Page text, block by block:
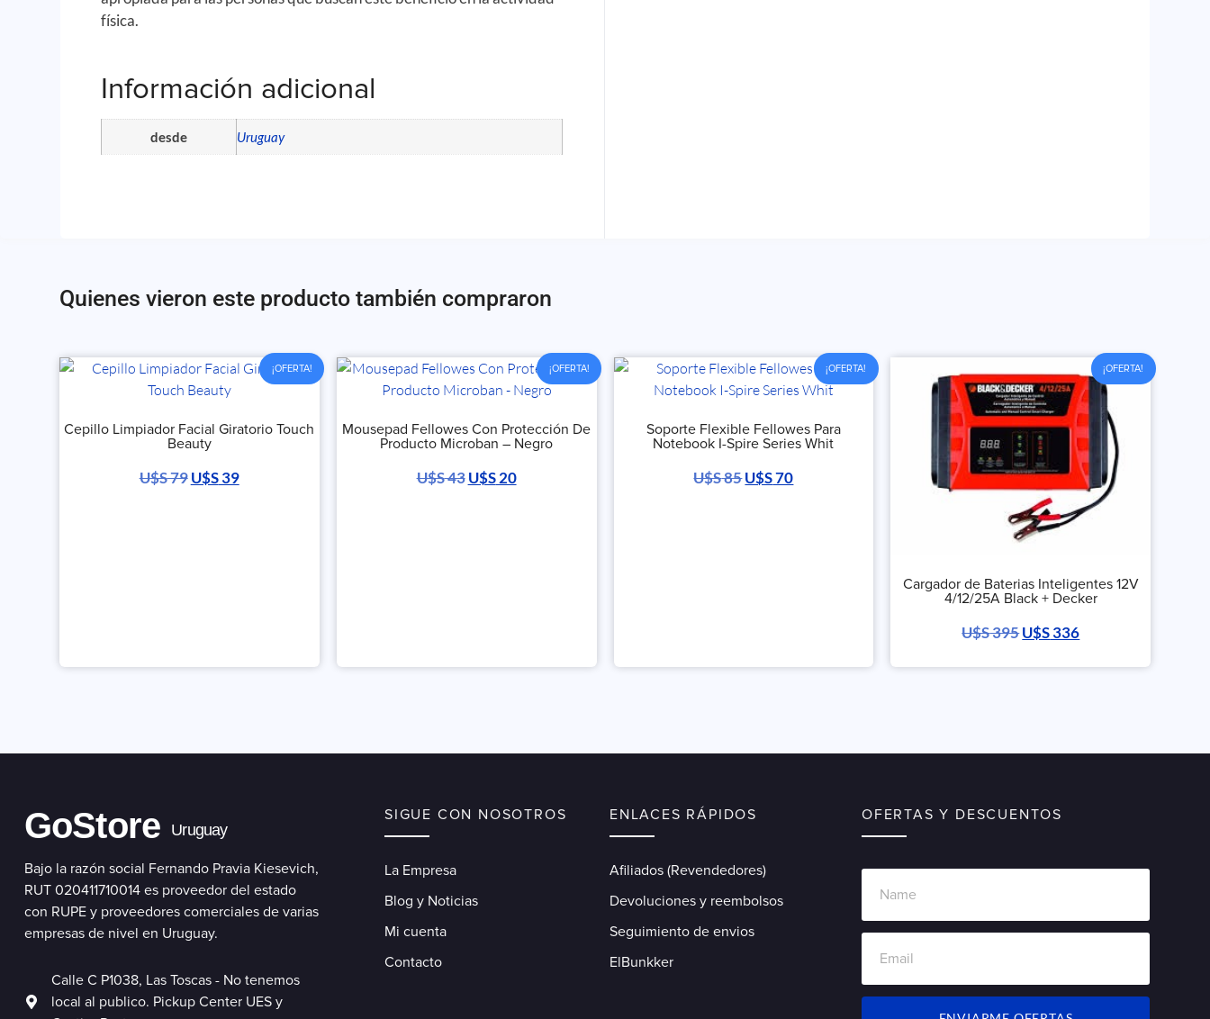
física.
Información adicional
desde Uruguay
Quienes vieron este producto también compraron
¡OFERTA!
Cepillo Limpiador Facial Giratorio Touch
Beauty
U$S79 U$S39
¡OFERTA!
Mousepad Fellowes Con Protección De
Producto Microban – Negro
U$S43 U$S20
¡OFERTA!
Soporte Flexible Fellowes Para
Notebook I-Spire Series Whit
U$S85U$S70
¡OFERTA!
Cargador de Baterias Inteligentes 12V
4/12/25A Black + Decker
U$S395U$S336
GoStore Uruguay
Bajo la razón social Fernando Pravia Kiesevich,
RUT 020411710014 es proveedor del estado
con RUPE y proveedores comerciales de varias
empresas de nivel en Uruguay.
Calle C P1038, Las Toscas - No tenemos
local al publico. Pickup Center UES y
SIGUE CON NOSOTROS
La Empresa
Blog y Noticias
Mi cuenta
Contacto
ENLACES RÁPIDOS
Afiliados (Revendedores)
Devoluciones y reembolsos
Seguimiento de envios
ElBunkker
OFERTAS Y DESCUENTOS